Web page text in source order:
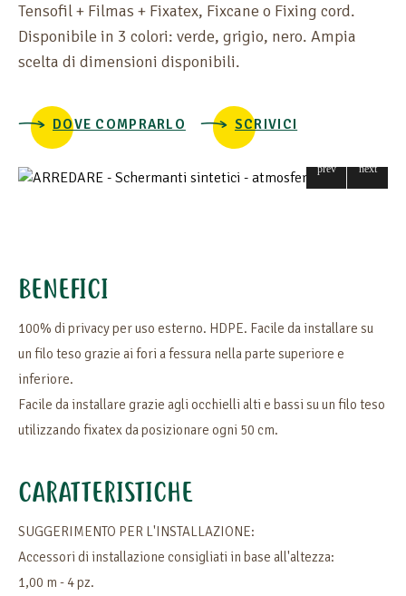
Tensofil + Filmas + Fixatex, Fixcane o Fixing cord.
Disponibile in 3 colori: verde, grigio, nero. Ampia
scelta di dimensioni disponibili.
DOVE COMPRARLO SCRIVICI
BENEFICI
100% di privacy per uso esterno. HDPE. Facile da installare su
un filo teso grazie ai fori a fessura nella parte superiore e
inferiore.
Facile da installare grazie agli occhielli alti e bassi su un filo teso
utilizzando fixatex da posizionare ogni 50 cm.
CARATTERISTICHE
SUGGERIMENTO PER L'INSTALLAZIONE:
Accessori di installazione consigliati in base all'altezza:
1,00 m - 4 pz.